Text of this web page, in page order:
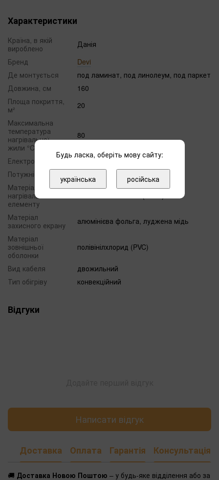
Характеристики
Країна, в якій
вироблено
Данія
Бренд
Devi
Де монтується
под ламинат, под линолеум, под паркет
Довжина, см
160
Площа покриття,
м²
20
Максимальна
температура
нагрівальної
жили °C
80
Електроживлення
220
Потужність
Матеріал ізоляції
нагрівального
елементу
Матеріал
захисного екрану
алюмінієва фольга, луджена мідь
Матеріал
зовнішньої
оболонки
полівінілхлорид (PVC)
Вид кабеля
двожильний
Тип обігріву
конвекційний
Відгуки
Написати відгук
Доставка Оплата Гарантія Консультація
🚚 Доставка Новою Поштою – у будь-яке відділення або за
Будь ласка, оберіть мову сайту:
українська російська